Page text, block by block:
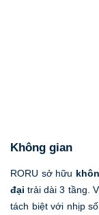
Không gian
RORU sở hữu
đại trải dài 3 tầng.
tách biệt với nhịp